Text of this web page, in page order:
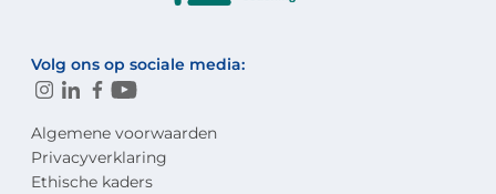
Volg ons op sociale media:
Algemene voorwaarden
Privacyverklaring
Ethische kaders